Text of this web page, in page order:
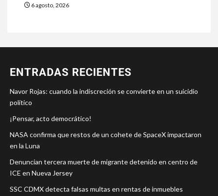
6 agosto, 2026
ENTRADAS RECIENTES
Navor Rojas: cuando la indiscreción se convierte en un suicidio
político
¡Pensar, acto democrático!
NASA confirma que restos de un cohete de SpaceX impactaron
en la Luna
Denuncian tercera muerte de migrante detenido en centro de
ICE en Nueva Jersey
SSC CDMX detecta falsas multas en rentas de inmuebles